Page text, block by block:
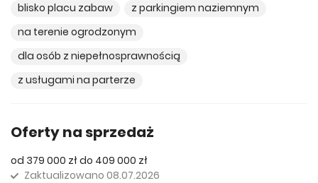
blisko placu zabaw
z parkingiem naziemnym
na terenie ogrodzonym
dla osób z niepełnosprawnością
z usługami na parterze
Oferty na sprzedaż
od 379 000 zł do 409 000 zł
Zaktualizowano 08.07.2026